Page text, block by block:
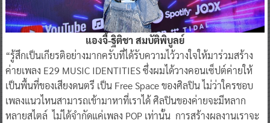
แองจี้-ฐิติชา สมบัติพิบูลย์
“รู้สึกเป็นเกียรติอย่างมากครับที่ได้รับความไว้วางใจให้มาร่วมสร้าง
ค่ายเพลง E29 MUSIC IDENTITIES ซึ่งผมได้วางคอนเซ็ปต์ค่ายให้
เป็นพื้นที่ของเสียงดนตรี เป็น Free Space ของศิลปิน ไม่ว่าใครชอบ
เพลงแนวไหนสามารถเข้ามาหาที่เราได้ ศิลปินของค่ายจะมีหลาก
หลายสไตล์ ไม่ได้จำกัดแค่เพลง POP เท่านั้น การสร้างผลงานเราจะ